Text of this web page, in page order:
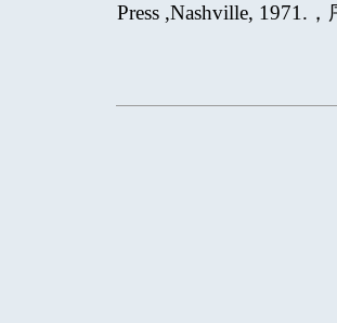
Press ,Nashville, 1971.